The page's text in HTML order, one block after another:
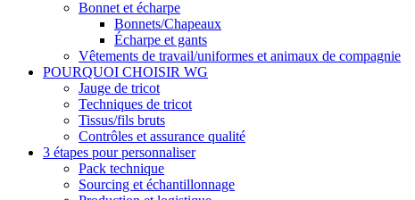
Bonnet et écharpe
Bonnets/Chapeaux
Écharpe et gants
Vêtements de travail/uniformes et animaux de compagnie
POURQUOI CHOISIR WG
Jauge de tricot
Techniques de tricot
Tissus/fils bruts
Contrôles et assurance qualité
3 étapes pour personnaliser
Pack technique
Sourcing et échantillonnage